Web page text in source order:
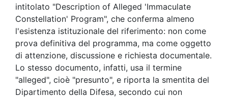
intitolato "Description of Alleged 'Immaculate
Constellation' Program", che conferma almeno
l'esistenza istituzionale del riferimento: non come
prova definitiva del programma, ma come oggetto
di attenzione, discussione e richiesta documentale.
Lo stesso documento, infatti, usa il termine
"alleged", cioè "presunto", e riporta la smentita del
Dipartimento della Difesa, secondo cui non